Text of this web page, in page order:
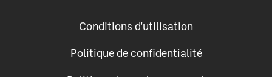
Conditions d'utilisation
Politique de confidentialité